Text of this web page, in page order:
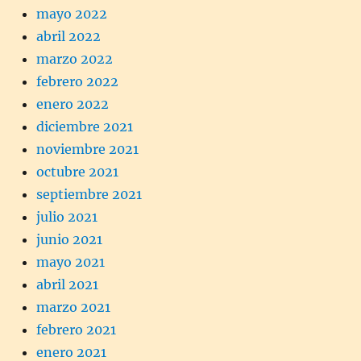
mayo 2022
abril 2022
marzo 2022
febrero 2022
enero 2022
diciembre 2021
noviembre 2021
octubre 2021
septiembre 2021
julio 2021
junio 2021
mayo 2021
abril 2021
marzo 2021
febrero 2021
enero 2021